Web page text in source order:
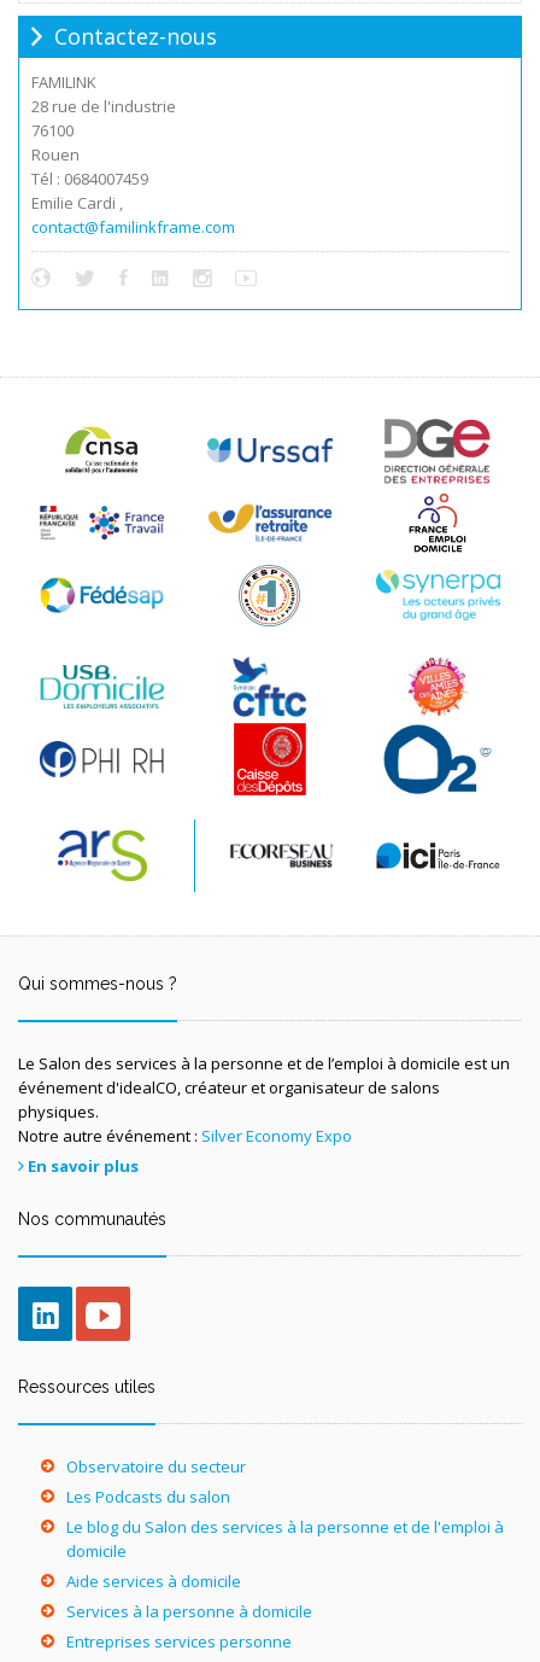
Contactez-nous
FAMILINK
28 rue de l'industrie
76100
Rouen
Tél : 0684007459
Emilie Cardi ,
contact@familinkframe.com
Qui sommes-nous ?
Le Salon des services à la personne et de l’emploi à domicile est un
événement d'idealCO, créateur et organisateur de salons
physiques.
Notre autre événement : Silver Economy Expo
En savoir plus
Nos communautés
Ressources utiles
Observatoire du secteur
Les Podcasts du salon
Le blog du Salon des services à la personne et de l'emploi à
domicile
Aide services à domicile
Services à la personne à domicile
Entreprises services personne